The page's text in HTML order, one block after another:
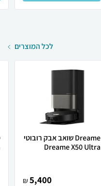
לכל המוצרים
Dreame שואב אבק רובוטי
Dreame X50 Ultra
5,400
₪